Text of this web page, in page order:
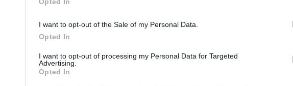
I want to opt-out of the Sale of my Personal Data.
Opted In
I want to opt-out of processing my Personal Data for Targeted
Advertising.
Opted In